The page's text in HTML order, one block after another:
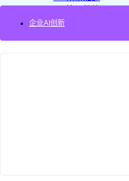
AI+设计冲刺
企业AI创新